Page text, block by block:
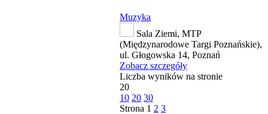
Muzyka
Sala Ziemi, MTP
(Międzynarodowe Targi Poznańskie),
ul. Głogowska 14, Poznań
Zobacz szczegóły
Liczba wyników na stronie
20
10 20 30
Strona 1 2 3